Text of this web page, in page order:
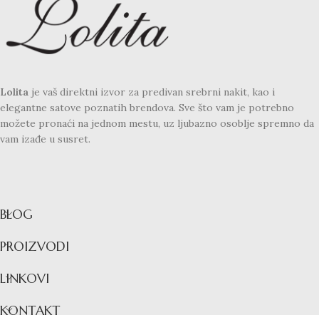
Lolita je vaš direktni izvor za predivan srebrni nakit, kao i
elegantne satove poznatih brendova. Sve što vam je potrebno
možete pronaći na jednom mestu, uz ljubazno osoblje spremno da
vam izađe u susret.
BLOG
PROIZVODI
LINKOVI
KONTAKT